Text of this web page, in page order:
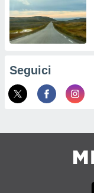
Seguici